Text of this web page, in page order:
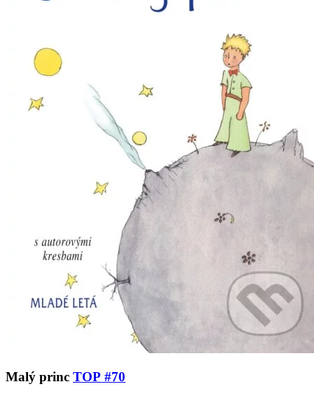
Malý princ TOP #70